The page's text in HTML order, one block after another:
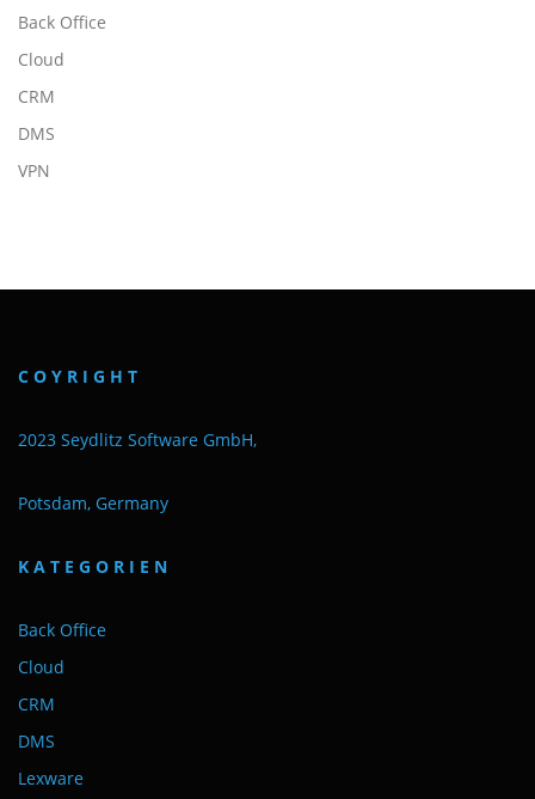
Back Office
Cloud
CRM
DMS
VPN
C O Y R I G H T
2023 Seydlitz Software GmbH,
Potsdam, Germany
K A T E G O R I E N
Back Office
Cloud
CRM
DMS
Lexware